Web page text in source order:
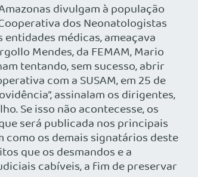
divulgam à população
dos Neonatologistas
médicas, ameaçava
Mendes, da FEMAM, Mario
tentando, sem sucesso, abrir
com a SUSAM, em 25 de
assinalam os dirigentes,
Se isso não acontecesse, os
será publicada nos principais
como os demais signatários deste
que os desmandos e a
cabíveis, a fim de preservar